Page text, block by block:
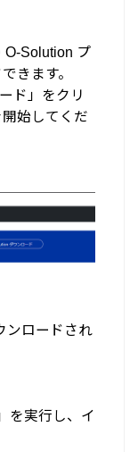
O-Solution プ
きます。
ド」をクリ
始してくだ
ンロードされ
を実行し、イ